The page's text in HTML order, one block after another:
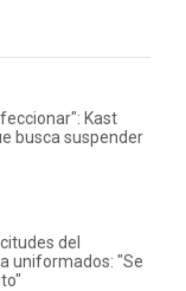
Kast
busca suspender
del
uniformados: "Se